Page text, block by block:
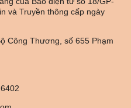
và Truyền thông cấp ngày
Công Thương, số 655 Phạm